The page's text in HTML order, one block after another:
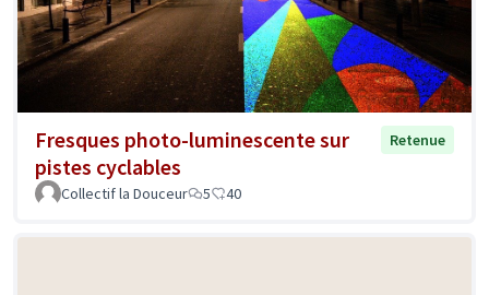
Fresques photo-luminescente sur
pistes cyclables
Retenue
Collectif la Douceur 5 40